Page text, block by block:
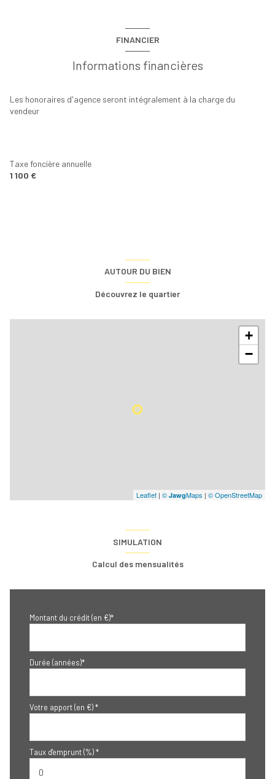
FINANCIER
Informations financières
Les honoraires d'agence seront intégralement à la charge du
vendeur
Taxe foncière annuelle
1 100 €
AUTOUR DU BIEN
Découvrez le quartier
+
−
Leaflet | © JawgMaps | © OpenStreetMap
SIMULATION
Calcul des mensualités
Montant du crédit (en €)*
Durée (années)*
Votre apport (en €) *
Taux d'emprunt (%) *